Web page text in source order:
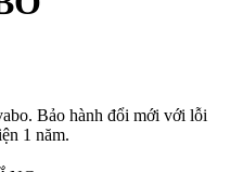
Bảo hành đổi mới với lỗi
1 năm.